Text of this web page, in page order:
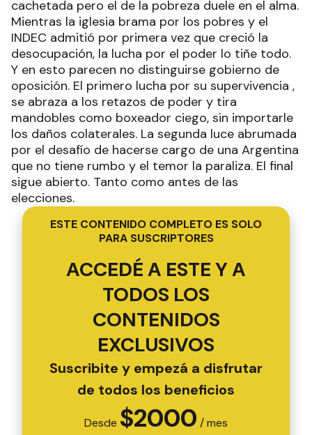
cachetada pero el de la pobreza duele en el alma.
Mientras la iglesia brama por los pobres y el
INDEC admitió por primera vez que creció la
desocupación, la lucha por el poder lo tiñe todo.
Y en esto parecen no distinguirse gobierno de
oposición. El primero lucha por su supervivencia ,
se abraza a los retazos de poder y tira
mandobles como boxeador ciego, sin importarle
los daños colaterales. La segunda luce abrumada
por el desafío de hacerse cargo de una Argentina
que no tiene rumbo y el temor la paraliza. El final
sigue abierto. Tanto como antes de las
elecciones.
ESTE CONTENIDO COMPLETO ES SOLO
PARA SUSCRIPTORES
ACCEDÉ A ESTE Y A
TODOS LOS
CONTENIDOS
EXCLUSIVOS
Suscribite y empezá a disfrutar
de todos los beneficios
Desde $2000 / mes